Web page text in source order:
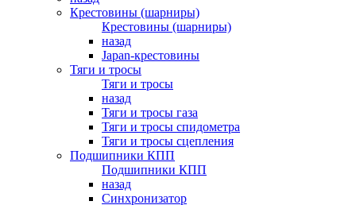
Крестовины (шарниры)
Крестовины (шарниры)
назад
Japan-крестовины
Тяги и тросы
Тяги и тросы
назад
Тяги и тросы газа
Тяги и тросы спидометра
Тяги и тросы сцепления
Подшипники КПП
Подшипники КПП
назад
Синхронизатор